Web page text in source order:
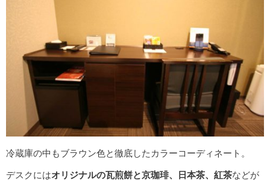
冷蔵庫の中もブラウン色と徹底したカラーコーディネート。
デスクにはオリジナルの瓦煎餅と京珈琲、日本茶、紅茶などが